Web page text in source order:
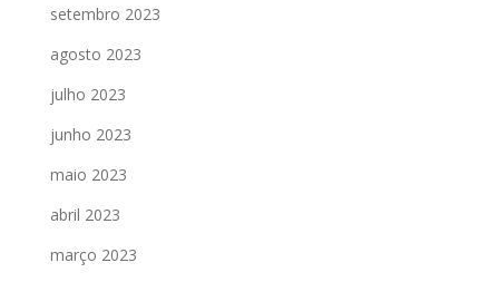
setembro 2023
agosto 2023
julho 2023
junho 2023
maio 2023
abril 2023
março 2023